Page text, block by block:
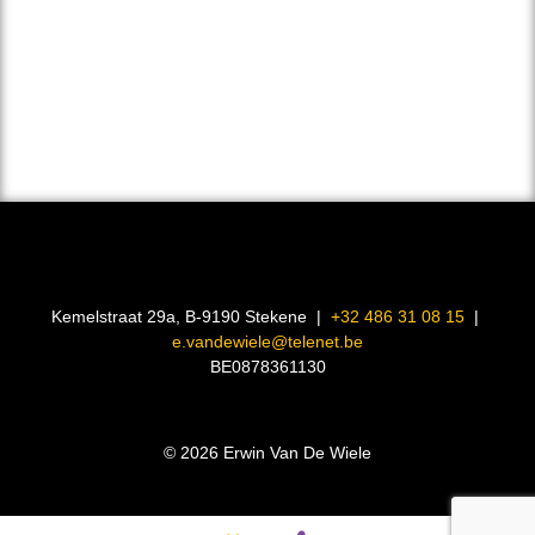
Kemelstraat 29a, B-9190 Stekene | +32 486 31 08 15 |
e.vandewiele@telenet.be
BE0878361130
© 2026 Erwin Van De Wiele